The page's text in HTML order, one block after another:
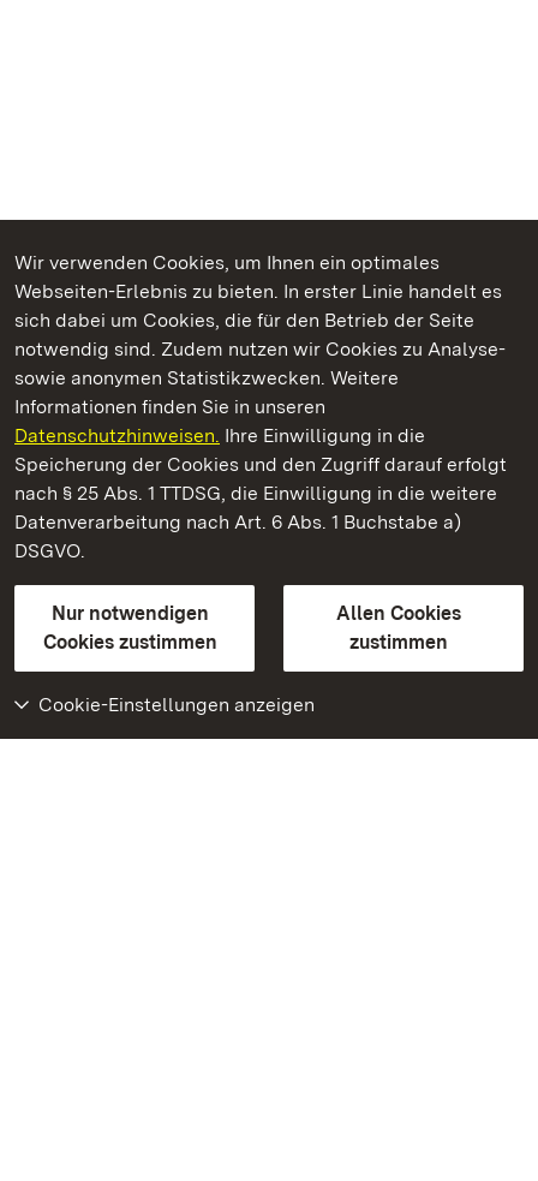
Wir verwenden Cookies, um Ihnen ein optimales
Webseiten-Erlebnis zu bieten. In erster Linie handelt es
sich dabei um Cookies, die für den Betrieb der Seite
notwendig sind. Zudem nutzen wir Cookies zu Analyse-
sowie anonymen Statistikzwecken. Weitere
Informationen finden Sie in unseren
Datenschutzhinweisen. Ihre Einwilligung in die
Speicherung der Cookies und den Zugriff darauf erfolgt
nach § 25 Abs. 1 TTDSG, die Einwilligung in die weitere
Datenverarbeitung nach Art. 6 Abs. 1 Buchstabe a)
DSGVO.
Nur notwendigen
Cookies zustimmen
Allen Cookies
zustimmen
Cookie-Einstellungen anzeigen
Kommen. Staunen. Genießen.
Staatliche Schlösser und Gärten Baden‑Württemberg
Staatliche Schlösser und Gärten Baden-Württemberg
Kontakt
GebärdenspracheLeichte Sprache
Erklärung zur Barrierefreiheit
BITV-konform (geprüfte Seiten)
Weiteres